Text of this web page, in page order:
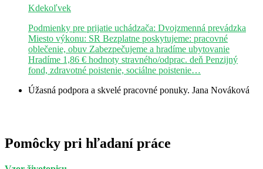
Kdekoľvek
Podmienky pre prijatie uchádzača: Dvojzmenná prevádzka
Miesto výkonu: SR Bezplatne poskytujeme: pracovné
oblečenie, obuv Zabezpečujeme a hradíme ubytovanie
Hradíme 1,86 € hodnoty stravného/odprac. deň Penzijný
fond, zdravotné poistenie, sociálne poistenie…
Úžasná podpora a skvelé pracovné ponuky. Jana Nováková
Pomôcky pri hľadaní práce